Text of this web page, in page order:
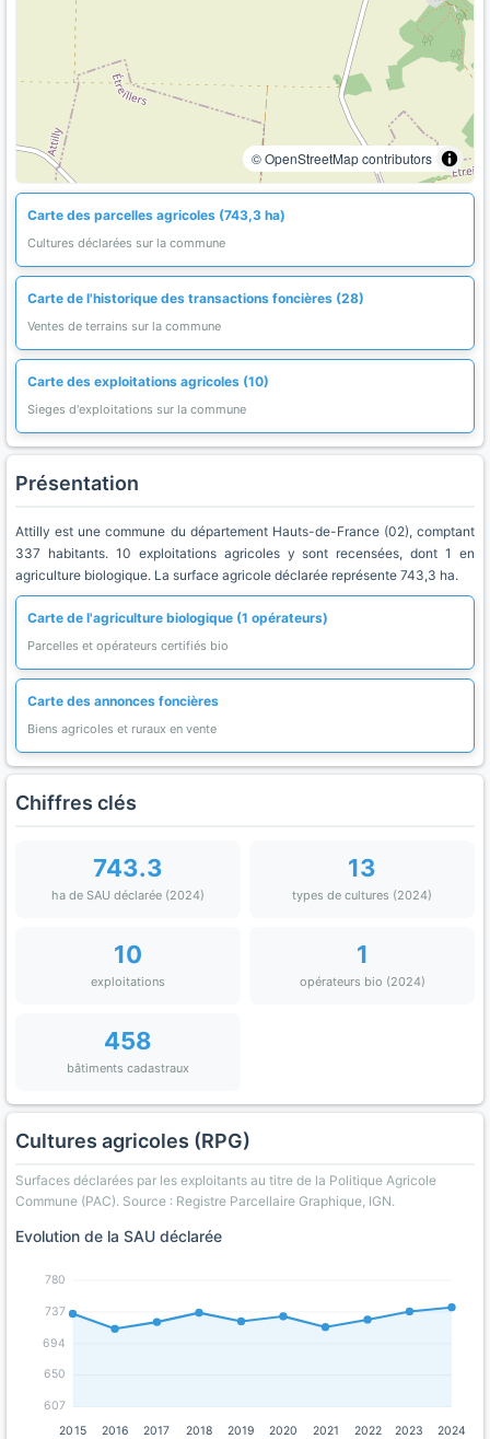
© OpenStreetMap contributors
Carte des parcelles agricoles (743,3 ha)
Cultures déclarées sur la commune
Carte de l'historique des transactions foncières (28)
Ventes de terrains sur la commune
Carte des exploitations agricoles (10)
Sieges d'exploitations sur la commune
Présentation
Attilly est une commune du département Hauts-de-France (02), comptant
337 habitants. 10 exploitations agricoles y sont recensées, dont 1 en
agriculture biologique. La surface agricole déclarée représente 743,3 ha.
Carte de l'agriculture biologique (1 opérateurs)
Parcelles et opérateurs certifiés bio
Carte des annonces foncières
Biens agricoles et ruraux en vente
Chiffres clés
743.3
ha de SAU déclarée (2024)
13
types de cultures (2024)
10
exploitations
1
opérateurs bio (2024)
458
bâtiments cadastraux
Cultures agricoles (RPG)
Surfaces déclarées par les exploitants au titre de la Politique Agricole
Commune (PAC). Source : Registre Parcellaire Graphique, IGN.
Evolution de la SAU déclarée
607
650
694
737
780
2015 2016 2017 2018 2019 2020 2021 2022 2023 2024